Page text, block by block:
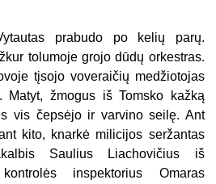
prabudo po kelių parų.
tolumoje grojo dūdų orkestras.
tįsojo voveraičių medžiotojas
Matyt, žmogus iš Tomsko kažką
vis čepsėjo ir varvino seilę. Ant
kito, knarkė milicijos seržantas
Saulius Liachovičius iš
inspektorius Omaras